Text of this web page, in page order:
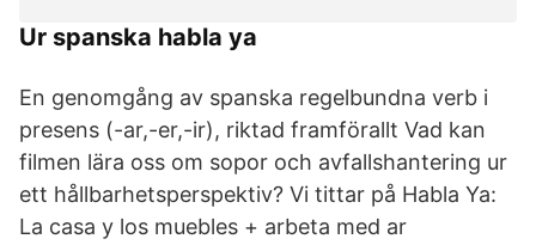
Ur spanska habla ya
En genomgång av spanska regelbundna verb i
presens (-ar,-er,-ir), riktad framförallt Vad kan
filmen lära oss om sopor och avfallshantering ur
ett hållbarhetsperspektiv? Vi tittar på Habla Ya:
La casa y los muebles + arbeta med ar